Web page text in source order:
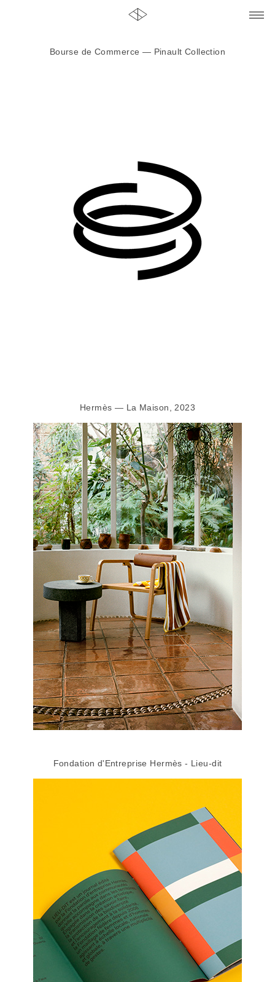
Bourse de Commerce — Pinault Collection
Hermès — La Maison, 2023
Fondation d'Entreprise Hermès - Lieu-dit